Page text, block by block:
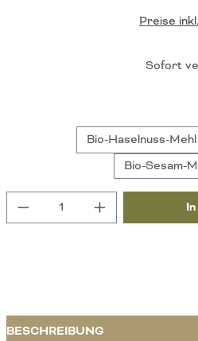
Preise
Sofort
Bio-Haselnuss-Mehl
Bio-Sesam-
Produkt Anzahl: Gib
BESCHREIBUNG